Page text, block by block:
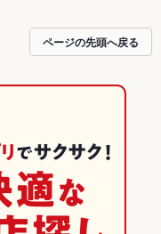
ページの先頭へ戻る